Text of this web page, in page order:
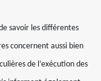
savoir les différentes
concernent aussi bien
de l’exécution des